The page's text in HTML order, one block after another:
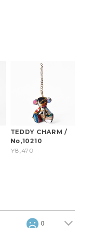
TEDDY CHARM /
No,10210
¥8,470
0